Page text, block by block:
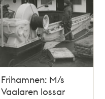
Frihamnen: M/s
Vaalaren lossar